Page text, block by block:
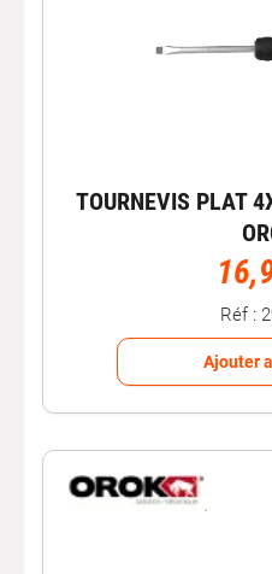
TOURNEVIS PLAT
Réf :
Ajouter